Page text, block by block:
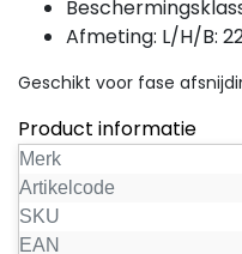
Afmeting: L/H/B:
Geschikt voor fase
Product informatie
Merk
Artikelcode
SKU
EAN
zwarte LED dimmer
wit afdekplaatje!
voor het dimmen
Gesc...
Excl. btw
Vergelijk